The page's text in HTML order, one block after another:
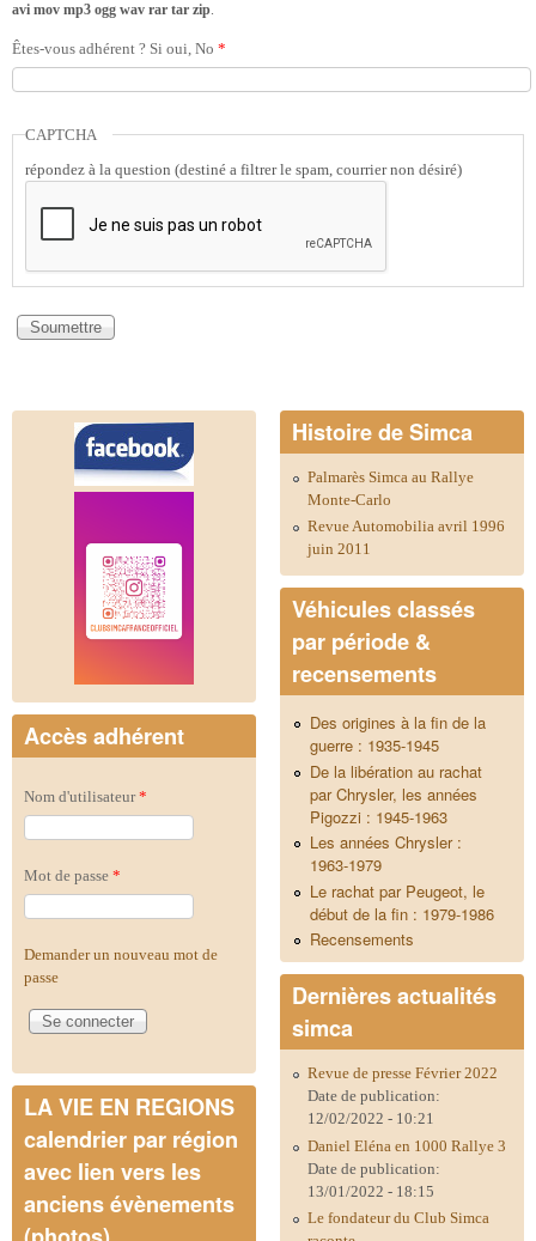
avi mov mp3 ogg wav rar tar zip.
Êtes-vous adhérent ? Si oui, No *
CAPTCHA
répondez à la question (destiné a filtrer le spam, courrier non désiré)
Accès adhérent
Nom d'utilisateur*
Mot de passe *
Demander un nouveau mot de
passe
LA VIE EN REGIONS
calendrier par région
avec lien vers les
anciens évènements
Histoire de Simca
Palmarès Simca au Rallye
Monte-Carlo
Revue Automobilia avril 1996
juin 2011
Véhicules classés
par période &
recensements
Des origines à la fin de la
guerre : 1935-1945
De la libération au rachat
par Chrysler, les années
Pigozzi : 1945-1963
Les années Chrysler :
1963-1979
Le rachat par Peugeot, le
début de la fin : 1979-1986
Recensements
Dernières actualités
simca
Revue de presse Février 2022
Date de publication:
12/02/2022 - 10:21
Daniel Eléna en 1000 Rallye 3
Date de publication:
13/01/2022 - 18:15
Le fondateur du Club Simca